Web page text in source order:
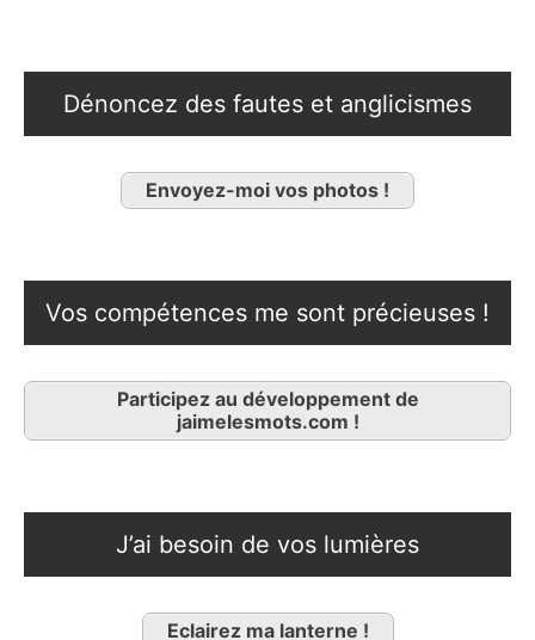
Dénoncez des fautes et anglicismes
Envoyez-moi vos photos !
Vos compétences me sont précieuses !
Participez au développement de
jaimelesmots.com !
J’ai besoin de vos lumières
Eclairez ma lanterne !